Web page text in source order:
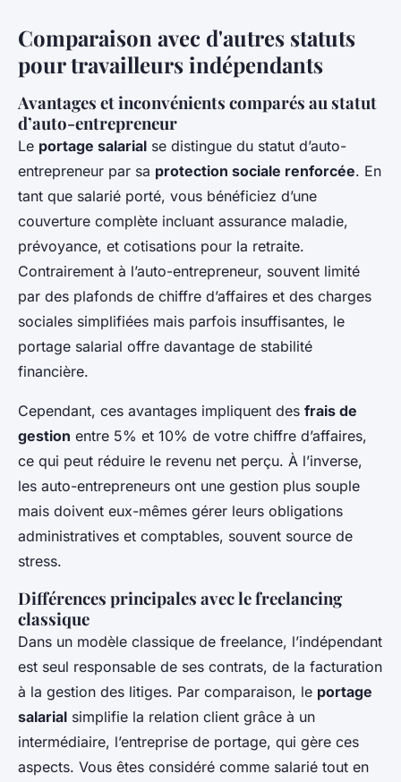
Comparaison avec d'autres statuts
pour travailleurs indépendants
Avantages et inconvénients comparés au statut
d’auto-entrepreneur
Le portage salarial se distingue du statut d’auto-
entrepreneur par sa protection sociale renforcée. En
tant que salarié porté, vous bénéficiez d’une
couverture complète incluant assurance maladie,
prévoyance, et cotisations pour la retraite.
Contrairement à l’auto-entrepreneur, souvent limité
par des plafonds de chiffre d’affaires et des charges
sociales simplifiées mais parfois insuffisantes, le
portage salarial offre davantage de stabilité
financière.
Cependant, ces avantages impliquent des frais de
gestion entre 5% et 10% de votre chiffre d’affaires,
ce qui peut réduire le revenu net perçu. À l’inverse,
les auto-entrepreneurs ont une gestion plus souple
mais doivent eux-mêmes gérer leurs obligations
administratives et comptables, souvent source de
stress.
Différences principales avec le freelancing
classique
Dans un modèle classique de freelance, l’indépendant
est seul responsable de ses contrats, de la facturation
à la gestion des litiges. Par comparaison, le portage
salarial simplifie la relation client grâce à un
intermédiaire, l’entreprise de portage, qui gère ces
aspects. Vous êtes considéré comme salarié tout en